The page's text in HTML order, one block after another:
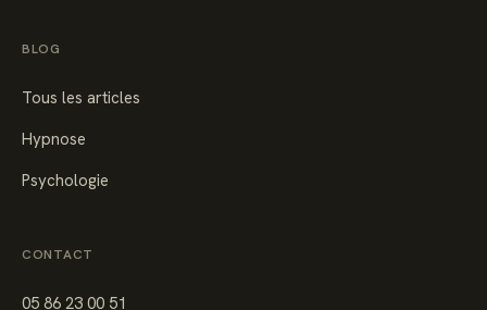
BLOG
Tous les articles
Hypnose
Psychologie
CONTACT
05 86 23 00 51